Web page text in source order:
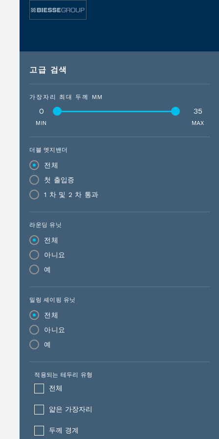
고급 검색
가장자리 최대 두께 MM
0 35
MIN MAX
더블 엣지밴더
전체
첫 출입증
1 차 및 2 차 통과
라운딩 유닛
전체
아니요
예
밀링 셰이핑 유닛
전체
아니요
예
적용되는 테두리 유형
전체
얇은 가장자리
두께 경계